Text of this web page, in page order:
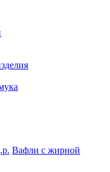
Вафли с жирной